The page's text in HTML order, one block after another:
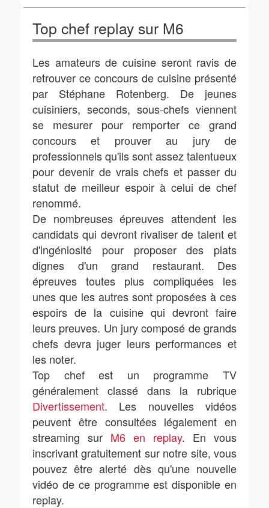
Top chef replay sur M6
Les amateurs de cuisine seront ravis de
retrouver ce concours de cuisine présenté
par Stéphane Rotenberg. De jeunes
cuisiniers, seconds, sous-chefs viennent
se mesurer pour remporter ce grand
concours et prouver au jury de
professionnels qu'ils sont assez talentueux
pour devenir de vrais chefs et passer du
statut de meilleur espoir à celui de chef
renommé.
De nombreuses épreuves attendent les
candidats qui devront rivaliser de talent et
d'ingéniosité pour proposer des plats
dignes d'un grand restaurant. Des
épreuves toutes plus compliquées les
unes que les autres sont proposées à ces
espoirs de la cuisine qui devront faire
leurs preuves. Un jury composé de grands
chefs devra juger leurs performances et
les noter.
Top chef est un programme TV
généralement classé dans la rubrique
Divertissement. Les nouvelles vidéos
peuvent être consultées légalement en
streaming sur M6 en replay. En vous
inscrivant gratuitement sur notre site, vous
pouvez être alerté dès qu'une nouvelle
vidéo de ce programme est disponible en
replay.